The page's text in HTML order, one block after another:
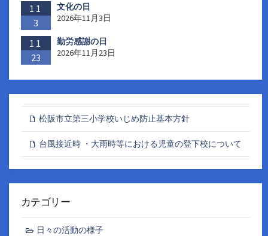
11
3
文化の日
2026年11月3日
11
23
勤労感謝の日
2026年11月23日
松阪市立第三小学校いじめ防止基本方針
台風接近時 ・大雨時等における児童の登下校について
カテゴリー
日々の活動の様子